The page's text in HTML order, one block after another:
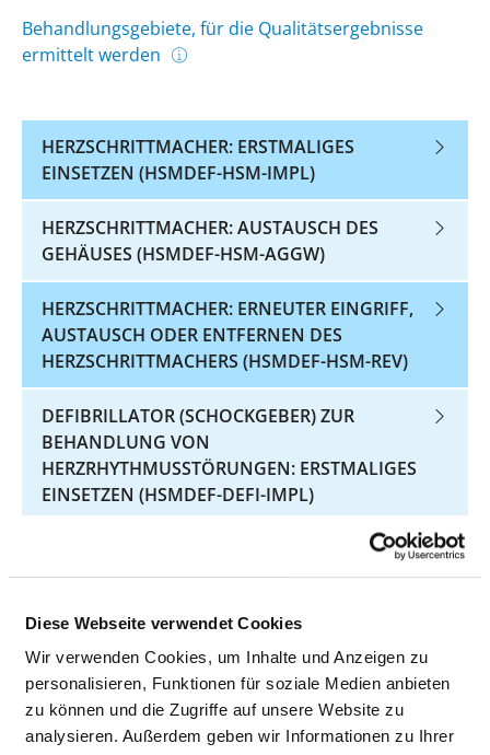
Diese Webseite verwendet Cookies
Wir verwenden Cookies, um Inhalte und Anzeigen zu
personalisieren, Funktionen für soziale Medien anbieten
zu können und die Zugriffe auf unsere Website zu
analysieren. Außerdem geben wir Informationen zu Ihrer
Behandlungsgebiete, für die Qualitätsergebnisse
ermittelt werden
HERZSCHRITTMACHER: ERSTMALIGES
EINSETZEN (HSMDEF-HSM-IMPL)
HERZSCHRITTMACHER: AUSTAUSCH DES
GEHÄUSES (HSMDEF-HSM-AGGW)
HERZSCHRITTMACHER: ERNEUTER EINGRIFF,
AUSTAUSCH ODER ENTFERNEN DES
HERZSCHRITTMACHERS (HSMDEF-HSM-REV)
DEFIBRILLATOR (SCHOCKGEBER) ZUR
BEHANDLUNG VON
HERZRHYTHMUSSTÖRUNGEN: ERSTMALIGES
EINSETZEN (HSMDEF-DEFI-IMPL)
BEHANDLUNG VON
GEHÄUSES (HSMDEF-DEFI-AGGW)
DEFIBRILLATOR (SCHOCKGEBER) ZUR
BEHANDLUNG VON
HERZRHYTHMUSSTÖRUNGEN: ERNEUTER